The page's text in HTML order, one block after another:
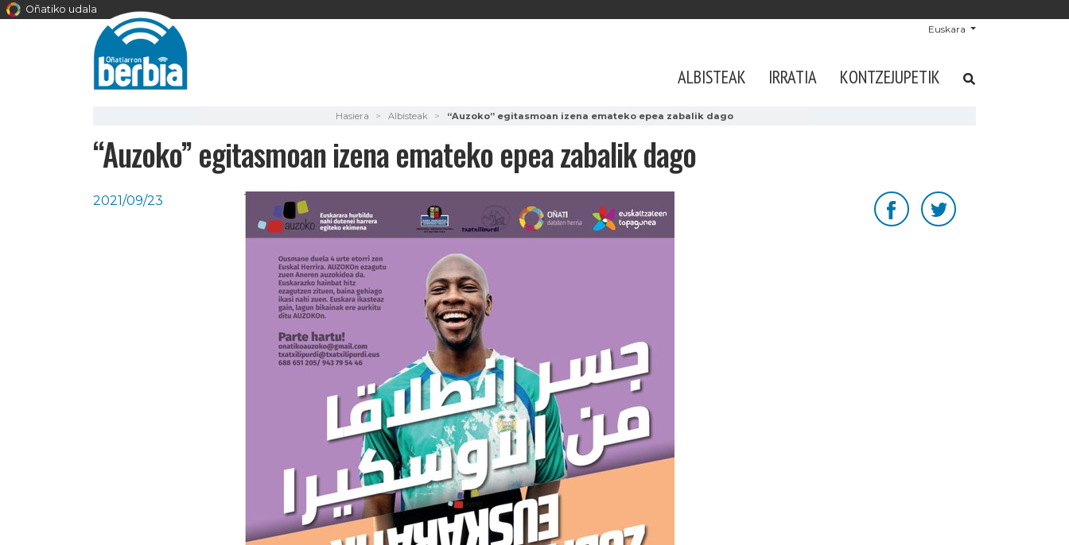
Oñatiko udala
Euskara
ALBISTEAK IRRATIA KONTZEJUPETIK
Hasiera Albisteak “Auzoko” egitasmoan izena emateko epea zabalik dago
“Auzoko” egitasmoan izena emateko epea zabalik dago
2021/09/23